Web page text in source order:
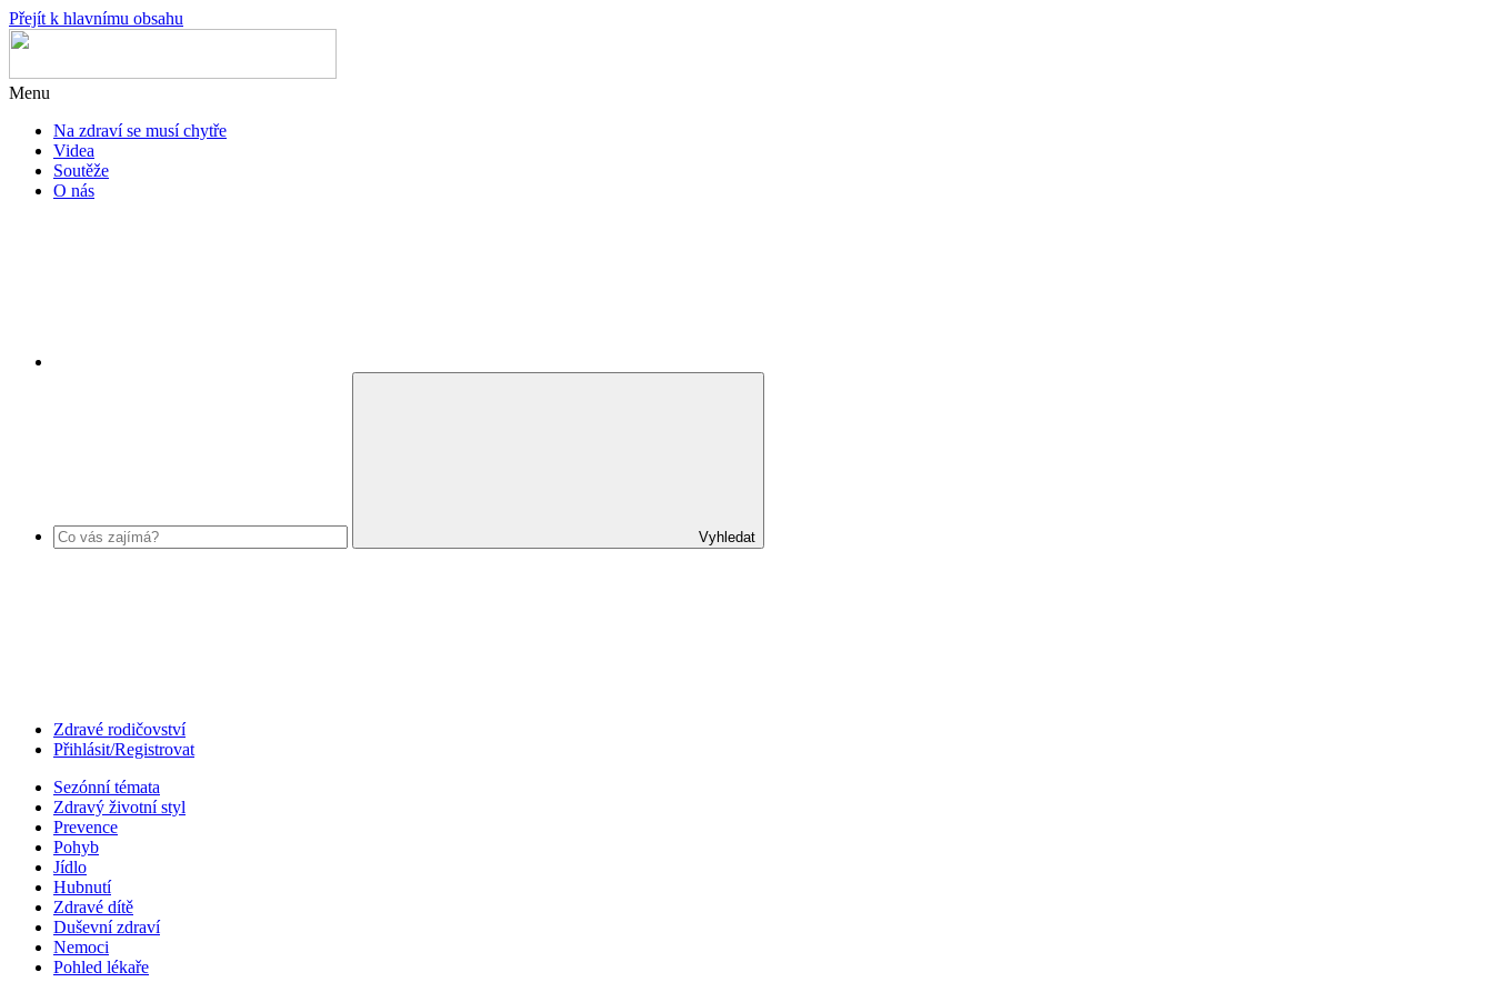
Přejít k hlavnímu obsahu
Menu
Na zdraví se musí chytře
Videa
Soutěže
O nás
Vyhledat
Zdravé rodičovství
Přihlásit/Registrovat
Sezónní témata
Zdravý životní styl
Prevence
Pohyb
Jídlo
Hubnutí
Zdravé dítě
Duševní zdraví
Nemoci
Pohled lékaře